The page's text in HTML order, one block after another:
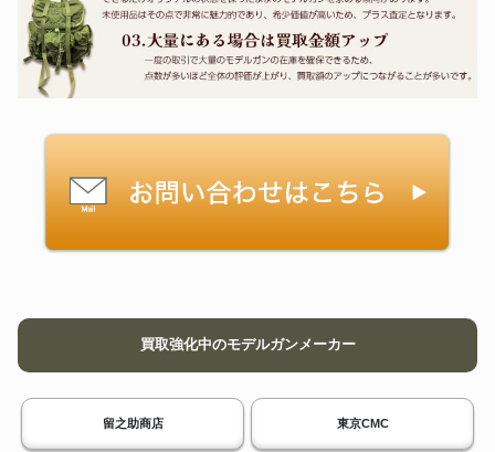
買取強化中のモデルガンメーカー
留之助商店 東京CMC